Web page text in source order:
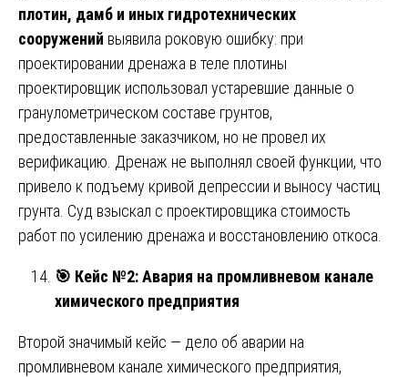
плотин, дамб и иных гидротехнических
сооружений выявила роковую ошибку: при
проектировании дренажа в теле плотины
проектировщик использовал устаревшие данные о
гранулометрическом составе грунтов,
предоставленные заказчиком, но не провел их
верификацию. Дренаж не выполнял своей функции, что
привело к подъему кривой депрессии и выносу частиц
грунта. Суд взыскал с проектировщика стоимость
работ по усилению дренажа и восстановлению откоса.
🎯 Кейс №2: Авария на промливневом канале
химического предприятия
Второй значимый кейс — дело об аварии на
промливневом канале химического предприятия,